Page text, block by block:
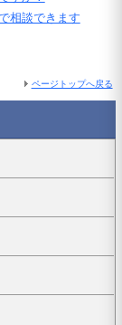
相談できます
ページトップへ戻る